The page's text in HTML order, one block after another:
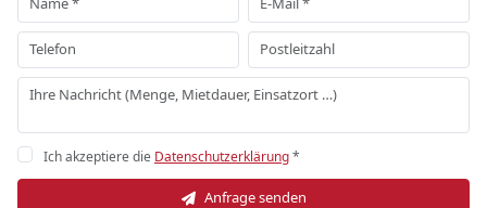
Ich akzeptiere die Datenschutzerklärung*
Anfrage senden